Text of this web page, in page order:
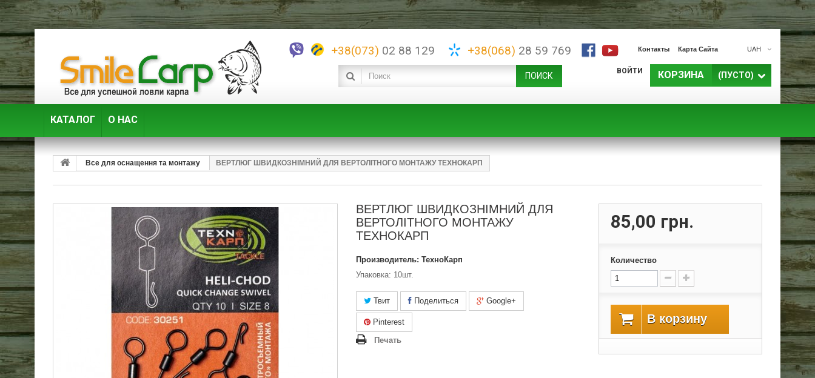
UAH
Контакты Карта Сайта
КОРЗИНА (ПУСТО)
ВОЙТИ
+38(073) ‎02 88 129 +38(‎068) 28 59 769
ПОИСК
КАТАЛОГ О НАС
Все для оснащення та монтажу ВЕРТЛЮГ ШВИДКОЗНІМНИЙ ДЛЯ ВЕРТОЛІТНОГО МОНТАЖУ ТЕХНОКАРП
ВЕРТЛЮГ ШВИДКОЗНІМНИЙ ДЛЯ
ВЕРТОЛІТНОГО МОНТАЖУ
ТЕХНОКАРП
Производитель: ТехноКарп
Упаковка: 10шт.
Твит Поделиться Google+
Pinterest
Печать
85,00 грн.
Количество
В корзину